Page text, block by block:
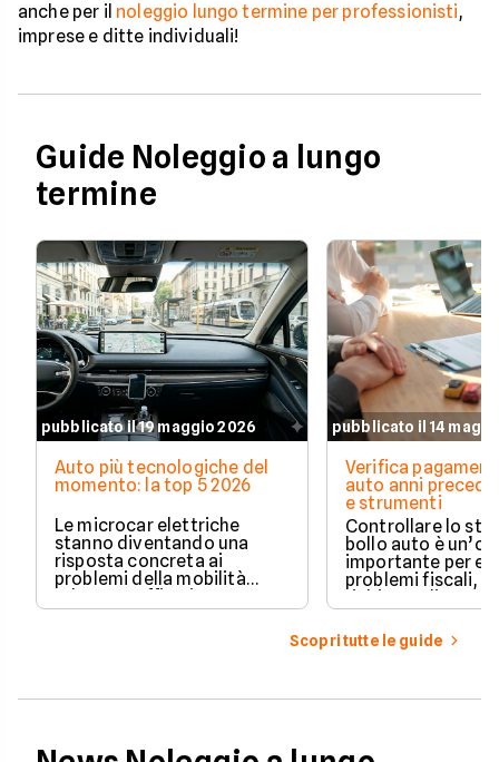
anche per il noleggio lungo termine per professionisti,
imprese e ditte individuali!
Guide Noleggio a lungo
termine
pubblicato il 19 maggio 2026
Auto più tecnologiche del
momento: la top 5 2026
Le microcar elettriche
stanno diventando una
risposta concreta ai
problemi della mobilità
urbana: traffico intenso,
parcheggi limitati e costi di
pubblicato il 14
Verifica
auto anni
e strumenti
Controllare lo
bollo auto è
importante per
problemi fiscali,
richieste di
inattese.
Scopri tutte le guide